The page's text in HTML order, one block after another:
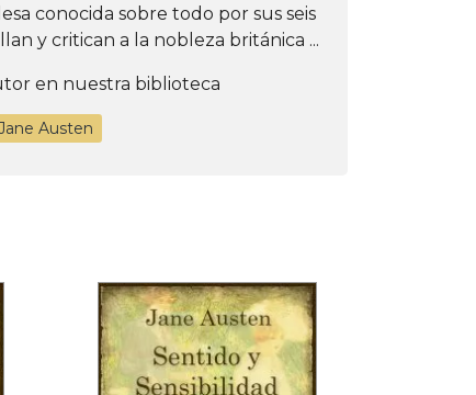
conocida sobre todo por sus seis
y critican a la nobleza británica ...
en nuestra biblioteca
Austen